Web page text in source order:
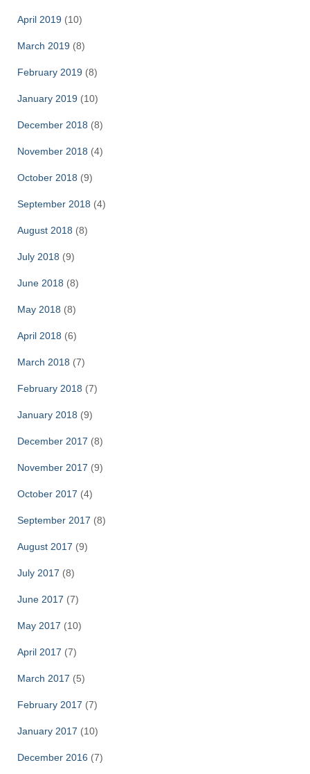
April 2019 (10)
March 2019 (8)
February 2019 (8)
January 2019 (10)
December 2018 (8)
November 2018 (4)
October 2018 (9)
September 2018 (4)
August 2018 (8)
July 2018 (9)
June 2018 (8)
May 2018 (8)
April 2018 (6)
March 2018 (7)
February 2018 (7)
January 2018 (9)
December 2017 (8)
November 2017 (9)
October 2017 (4)
September 2017 (8)
August 2017 (9)
July 2017 (8)
June 2017 (7)
May 2017 (10)
April 2017 (7)
March 2017 (5)
February 2017 (7)
January 2017 (10)
December 2016 (7)